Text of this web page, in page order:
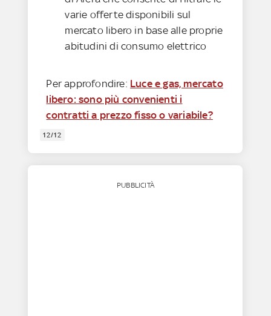
varie offerte disponibili sul
mercato libero in base alle proprie
abitudini di consumo elettrico
Per approfondire: Luce e gas, mercato
libero: sono più convenienti i
contratti a prezzo fisso o variabile?
12/12
PUBBLICITÀ